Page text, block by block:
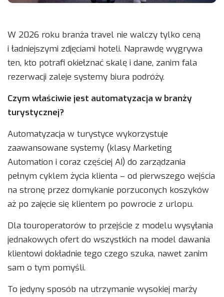
W 2026 roku branża travel nie walczy tylko ceną
i ładniejszymi zdjęciami hoteli. Naprawdę wygrywa
ten, kto potrafi okiełznać skalę i dane, zanim fala
rezerwacji zaleje systemy biura podróży.
Czym właściwie jest automatyzacja w branży
turystycznej?
Automatyzacja w turystyce wykorzystuje
zaawansowane systemy (klasy Marketing
Automation i coraz częściej AI) do zarządzania
pełnym cyklem życia klienta – od pierwszego wejścia
na stronę przez domykanie porzuconych koszyków
aż po zajęcie się klientem po powrocie z urlopu.
Dla touroperatorów to przejście z modelu wysyłania
jednakowych ofert do wszystkich na model dawania
klientowi dokładnie tego czego szuka, nawet zanim
sam o tym pomyśli.
To jedyny sposób na utrzymanie wysokiej marży